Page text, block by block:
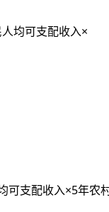
均可支配收入×
支配收入×5年农